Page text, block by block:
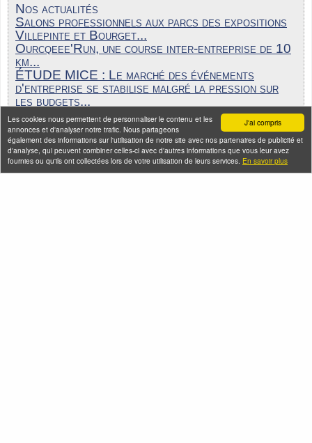
J'ai compris
Les cookies nous permettent de personnaliser le contenu et les
annonces et d'analyser notre trafic. Nous partageons
également des informations sur l'utilisation de notre site avec nos partenaires de publicité et
d'analyse, qui peuvent combiner celles-ci avec d'autres informations que vous leur avez
fournies ou qu'ils ont collectées lors de votre utilisation de leurs services. En savoir plus
Nos actualités
Salons professionnels aux parcs des expositions
Villepinte et Bourget...
Ourcqeee'Run, une course inter-entreprise de 10
km...
ÉTUDE MICE : Le marché des événements
d'entreprise se stabilise malgré la pression sur
les budgets...
Toutes nos actualités
Tout savoir des nouveautés du Nord-Est